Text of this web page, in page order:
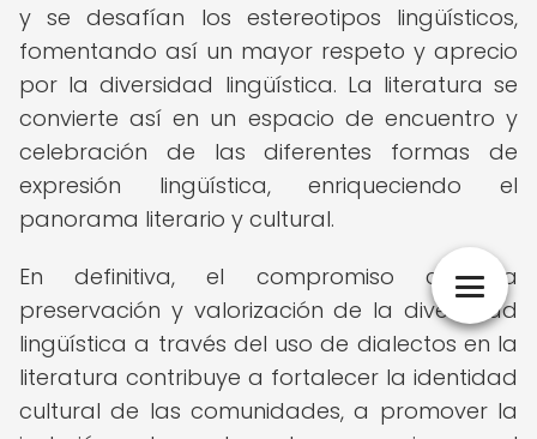
y se desafían los estereotipos lingüísticos,
fomentando así un mayor respeto y aprecio
por la diversidad lingüística. La literatura se
convierte así en un espacio de encuentro y
celebración de las diferentes formas de
expresión lingüística, enriqueciendo el
panorama literario y cultural.
En definitiva, el compromiso con la
preservación y valorización de la diversidad
lingüística a través del uso de dialectos en la
literatura contribuye a fortalecer la identidad
cultural de las comunidades, a promover la